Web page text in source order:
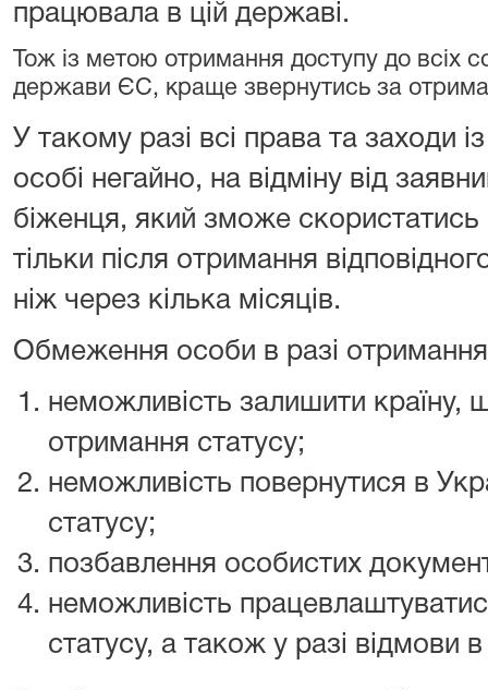
працювала в цій державі.
Тож із метою отримання доступу до всіх
держави ЄС, краще звернутись за
У такому разі всі права та заходи
особі негайно, на відміну від
біженця, який зможе
тільки після отримання
ніж через кілька місяців.
Обмеження особи в разі
неможливість залишити
отримання статусу;
неможливість повернутися в
статусу;
позбавлення особистих
неможливість
статусу, а також у разі відмови